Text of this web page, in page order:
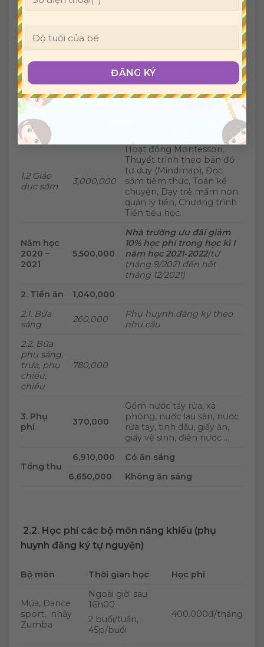
NỘI
DUNG
HỌC KÌ II
1.Học phí
1.1 Tiếng
anh với
GV nước
ngoài
Phát triển ngôn ngữ tiếng
anh, Học tiếng anh qua các
hoạt động thí nghiệm, tao
hình, đầu bếp và qua vận
1.2 Giáo
dục sớm
3,000,000
Hoạt động Montessori,
Thuyết trình theo bản đồ
tư duy (Mindmap), Đọc
sớm tiềm thức, Toán kể
chuyện, Dạy trẻ mầm non
quản lý tiền, Chương trình
Tiền tiểu học.
Năm học
2020 –
2021
5,500,000
Nhà trường ưu đãi giảm
10% học phí trong học kì I
năm học 2021-2022(từ
tháng 9/2021 đến hết
tháng 12/2021)
2. Tiền ăn
1,040,000
2.1. Bữa
sáng
260,000
Phụ huynh đăng ký theo
nhu cầu
2.2. Bữa
phụ sáng,
trưa, phụ
chiều,
chiều
780,000
3. Phụ
phí
370,000
Gồm nước tẩy rửa, xà
phòng, nước lau sàn, nước
rửa tay, tinh dầu, giấy ăn,
giấy vệ sinh, điện nước …
Tổng thu
6,910,000
Có ăn sáng
6,650,000
Không ăn sáng
2.2. Học phí các bộ môn năng khiếu (phụ
huynh đăng ký tự nguyện)
Bộ môn Thời gian học Học phí
Múa, Dance
sport, nhảy
Zumba
Ngoài giờ: sau
16h00
2 buổi/tuần,
45p/buổi
400.000đ/tháng